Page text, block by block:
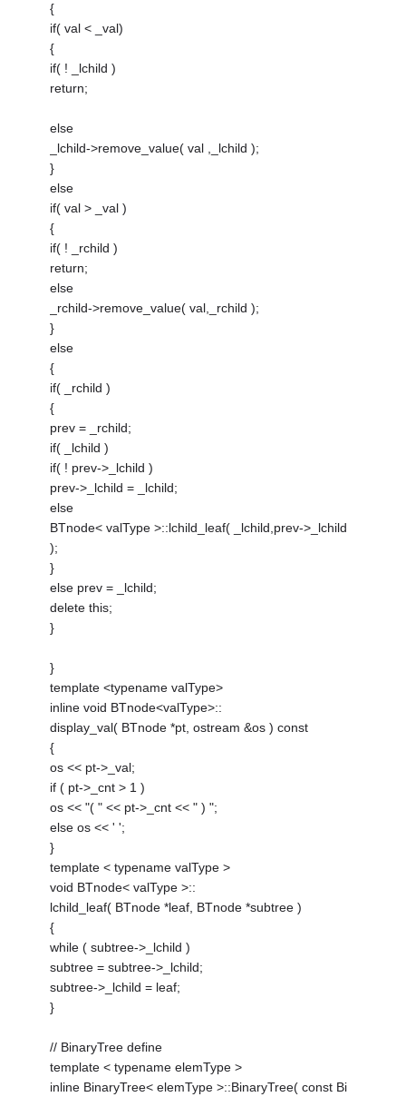
{
if( val < _val)
{
if( ! _lchild )
return;
else
_lchild->remove_value( val ,_lchild );
}
else
if( val > _val )
{
if( ! _rchild )
return;
else
_rchild->remove_value( val,_rchild );
}
else
{
if( _rchild )
{
prev = _rchild;
if( _lchild )
if( ! prev->_lchild )
prev->_lchild = _lchild;
else
BTnode< valType >::lchild_leaf( _lchild,prev->_lchild
);
}
else prev = _lchild;
delete this;
}
}
template <typename valType>
inline void BTnode<valType>::
display_val( BTnode *pt, ostream &os ) const
{
os << pt->_val;
if ( pt->_cnt > 1 )
os << "( " << pt->_cnt << " ) ";
else os << ' ';
}
template < typename valType >
void BTnode< valType >::
lchild_leaf( BTnode *leaf, BTnode *subtree )
{
while ( subtree->_lchild )
subtree = subtree->_lchild;
subtree->_lchild = leaf;
}
// BinaryTree define
template < typename elemType >
inline BinaryTree< elemType >::BinaryTree( const Bi